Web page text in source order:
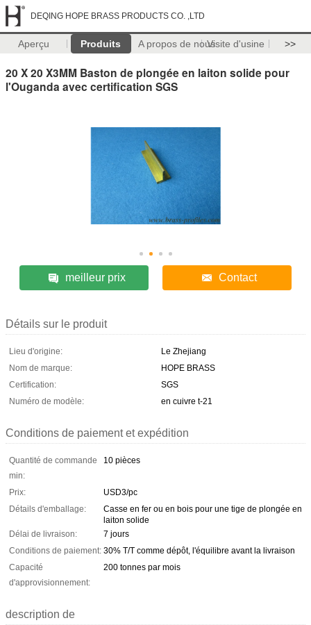
DEQING HOPE BRASS PRODUCTS CO. ,LTD
Aperçu Produits A propos de nousVisite d'usine >>
20 X 20 X3MM Baston de plongée en laiton solide pour
l'Ouganda avec certification SGS
meilleur prix Contact
Détails sur le produit
Lieu d'origine:
Le Zhejiang
Nom de marque:
HOPE BRASS
Certification:
SGS
Numéro de modèle:
en cuivre t-21
Conditions de paiement et expédition
Quantité de commande
min:
10 pièces
Prix:
USD3/pc
Détails d'emballage:
Casse en fer ou en bois pour une tige de plongée en
laiton solide
Délai de livraison:
7 jours
Conditions de paiement: 30% T/T comme dépôt, l'équilibre avant la livraison
Capacité
d'approvisionnement:
200 tonnes par mois
description de